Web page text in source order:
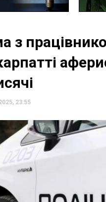
з
23:55